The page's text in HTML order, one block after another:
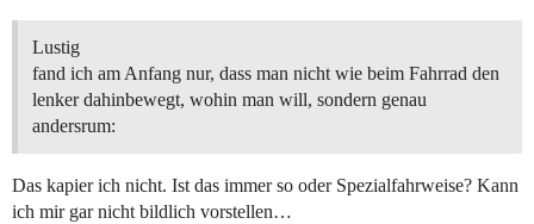
Lustig
fand ich am Anfang nur, dass man nicht wie beim Fahrrad den
lenker dahinbewegt, wohin man will, sondern genau
andersrum:
Das kapier ich nicht. Ist das immer so oder Spezialfahrweise? Kann
ich mir gar nicht bildlich vorstellen…